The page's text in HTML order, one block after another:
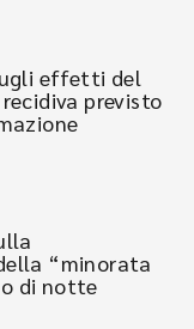
effetti del
previsto
“minorata
di notte